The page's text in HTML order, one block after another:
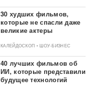
30 худших фильмов,
которые не спасли даже
великие актеры
КАЛЕЙДОСКОП • ШОУ-БИЗНЕС
40 лучших фильмов об
ИИ, которые представили
будущее технологий